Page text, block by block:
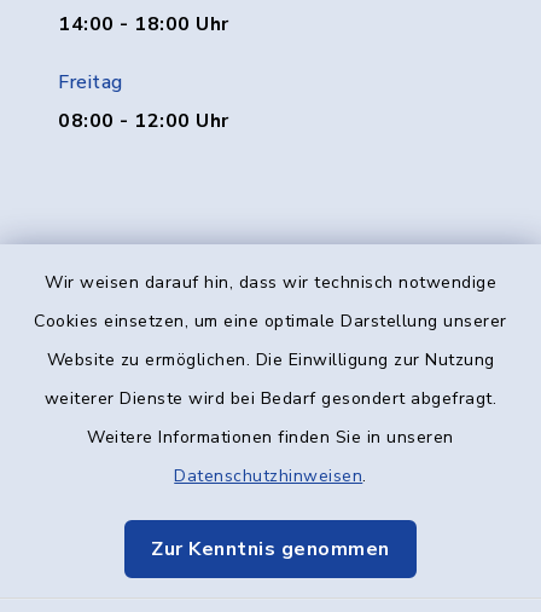
Wir weisen darauf hin, dass wir technisch notwendige
Cookies einsetzen, um eine optimale Darstellung unserer
Website zu ermöglichen. Die Einwilligung zur Nutzung
weiterer Dienste wird bei Bedarf gesondert abgefragt.
Weitere Informationen finden Sie in unseren
Datenschutzhinweisen.
Zur Kenntnis genommen
14:00 - 18:00 Uhr
Freitag
08:00 - 12:00 Uhr
Kontakt
Datenschutz
Elektronische Kommunikation